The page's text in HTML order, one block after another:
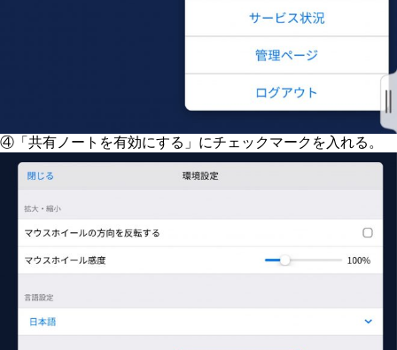
④「共有ノートを有効にする」にチェックマークを入れる。